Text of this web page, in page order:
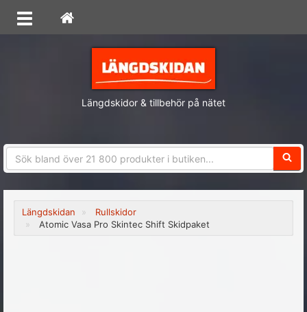
Längdskidor & tillbehör på nätet
Längdskidan
Rullskidor
Atomic Vasa Pro Skintec Shift Skidpaket